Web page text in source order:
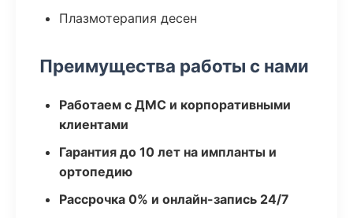
Плазмотерапия десен
Преимущества работы с нами
Работаем с ДМС и корпоративными
клиентами
Гарантия до 10 лет на импланты и
ортопедию
Рассрочка 0% и онлайн-запись 24/7